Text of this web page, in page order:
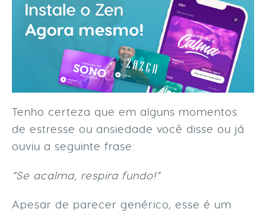
Tenho certeza que em alguns momentos
de estresse ou ansiedade você disse ou já
ouviu a seguinte frase:
“Se acalma, respira fundo!”
Apesar de parecer genérico, esse é um